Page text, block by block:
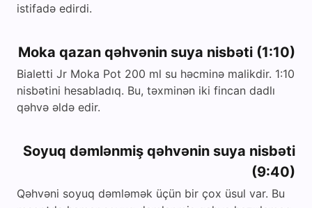
istifadə edirdi.
Moka qazan qəhvənin suya nisbəti (1:10)
Bialetti Jr Moka Pot 200 ml su həcminə malikdir. 1:10
nisbətini hesabladıq. Bu, təxminən iki fincan dadlı
qəhvə əldə edir.
Soyuq dəmlənmiş qəhvənin suya nisbəti
(9:40)
Qəhvəni soyuq dəmləmək üçün bir çox üsul var. Bu